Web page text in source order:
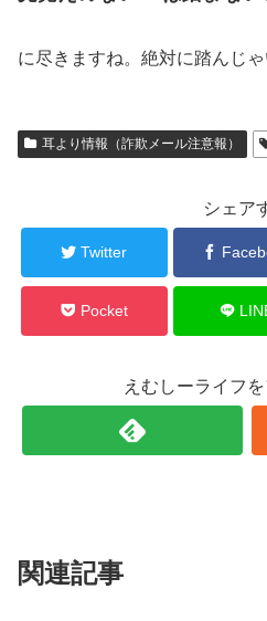
に尽きますね。絶対に踏んじゃ
耳より情報（詐欺メール注意報）
シェア
Twitter
Pocket
えむしーライフ
関連記事